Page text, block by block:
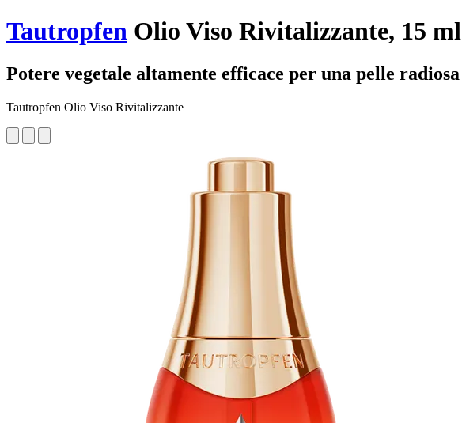
Tautropfen Olio Viso Rivitalizzante, 15 ml
Potere vegetale altamente efficace per una pelle radiosa
Tautropfen Olio Viso Rivitalizzante